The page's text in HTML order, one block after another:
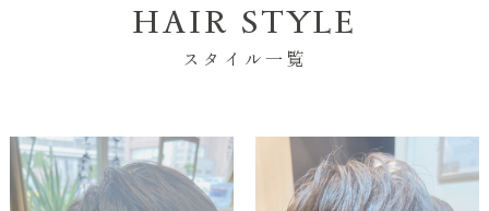
HAIR STYLE
スタイル一覧